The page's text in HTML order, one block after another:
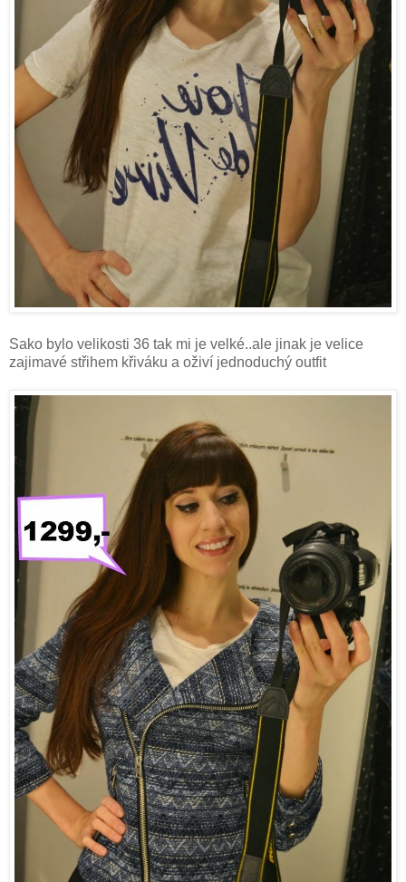
Sako bylo velikosti 36 tak mi je velké..ale jinak je velice
zajimavé střihem křiváku a oživí jednoduchý outfit